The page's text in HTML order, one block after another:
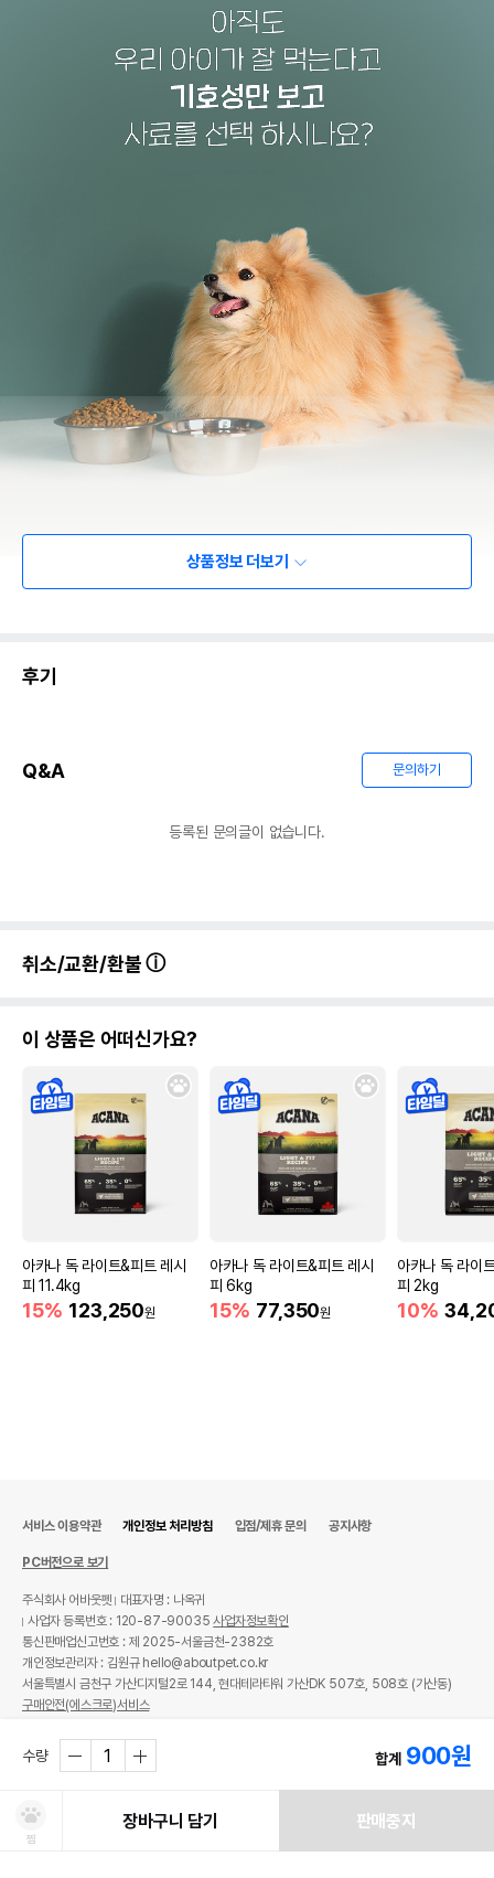
상품정보 더보기
후기
Q&A 문의하기
등록된 문의글이 없습니다.
취소/교환/환불
이 상품은 어떠신가요?
아카나 독 라이트&피트 레시
피 11.4kg
15% 123,250원
아카나 독 라이트&피트 레시
피 6kg
15% 77,350원
아카나 독 라이
피 2kg
10%
수량 합계 900원
찜
장바구니 담기 판매중지
서비스 이용약관 개인정보 처리방침 입점/제휴 문의 공지사항
PC버전으로 보기
주식회사 어바웃펫
대표자명 : 나옥귀
사업자 등록번호 : 120-87-90035사업자정보확인
통신판매업신고번호 : 제 2025-서울금천-2382호
개인정보관리자 : 김원규 hello@aboutpet.co.kr
서울특별시 금천구 가산디지털2로 144, 현대테라타워 가산DK 507호, 508호 (가산동)
구매안전(에스크로)서비스